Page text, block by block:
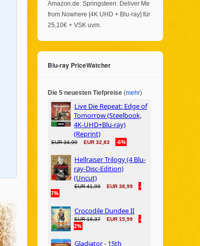
Amazon.de: Springsteen: Deliver Me
from Nowhere [4K UHD + Blu-ray] für
25,10€ + VSK uvm.
Blu-ray PriceWatcher
Die 5 neuesten Tiefpreise (mehr)